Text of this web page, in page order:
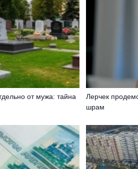
oт мужa: тaйнa
Лерчек
шрам